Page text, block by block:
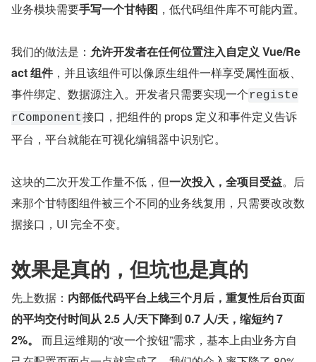
业务模块需要手写一个甘特图 ，低代码组件库不可能内置。
我们的做法是： 允许开发者在任何位置注入自定义 Vue/Re
act 组件，并且该组件可以像原生组件一样享受属性面板、
事件绑定、数据源注入。开发者只需要实现一个 registe
rComponent接口，把组件的 props 定义和事件定义告诉
平台，平台就能在可视化编辑器中识别它。
这块的二次开发工作量不低，但一次投入，全项目受益。后
来那个甘特图组件被三个不同的业务线复用，只需要改改数
据接口，UI 完全不变。
效果是真的，但坑也是真的
先上数据： 内部低代码平台上线三个月后，重复性后台页面
的平均交付时间从 2.5 人/天下降到 0.7 人/天，缩短约 7
2%。
而且运维期的“改一个按钮”需求，基本上由业务方自